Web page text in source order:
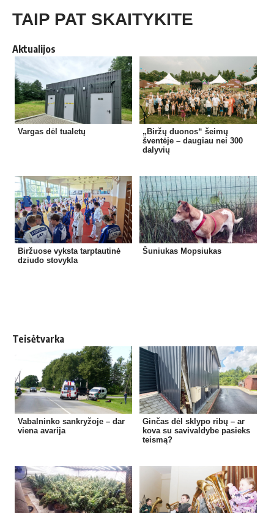
TAIP PAT SKAITYKITE
Aktualijos
Vargas dėl tualetų
„Biržų duonos“ šeimų
šventėje – daugiau nei 300
dalyvių
Biržuose vyksta tarptautinė
dziudo stovykla
Šuniukas Mopsiukas
Teisėtvarka
Vabalninko sankryžoje – dar
viena avarija
Ginčas dėl sklypo ribų – ar
kova su savivaldybe pasieks
teismą?